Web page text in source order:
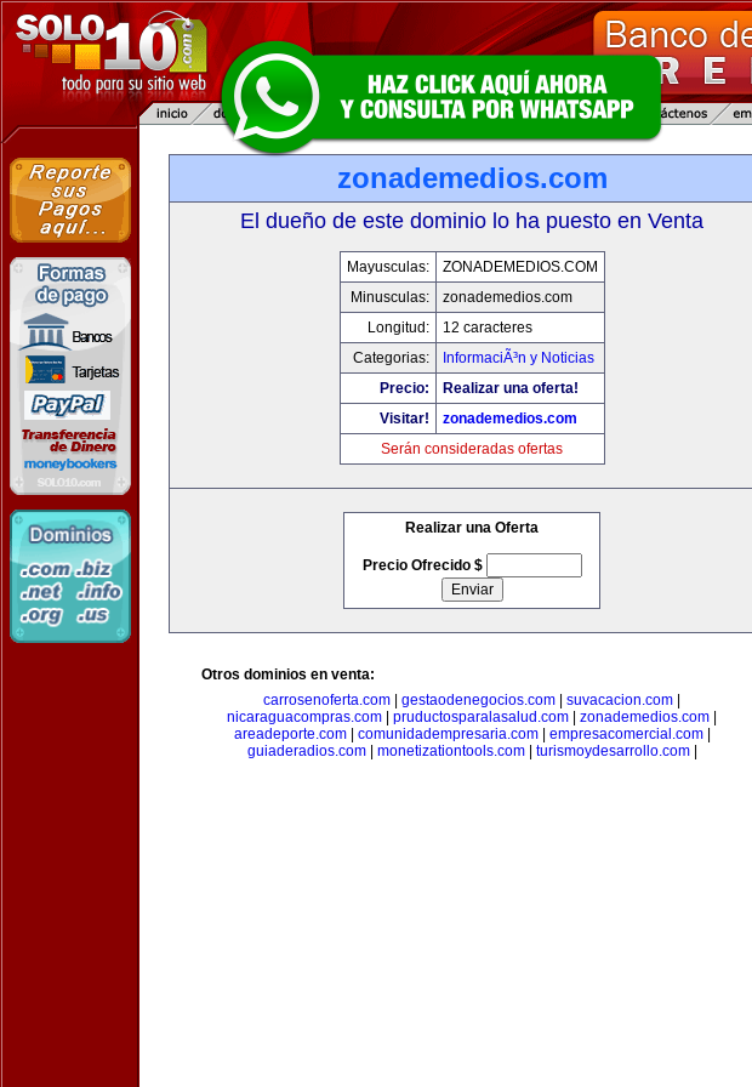
zonademedios.com
El dueño de este dominio lo ha puesto en Venta
Mayusculas:
ZONADEMEDIOS.COM
Minusculas:
zonademedios.com
Longitud:
12 caracteres
Categorias:
InformaciÃ³n y Noticias
Precio:
Realizar una oferta!
Visitar!
zonademedios.com
Serán consideradas ofertas
Realizar una Oferta
Precio Ofrecido $
Otros dominios en venta:
carrosenoferta.com
gestaodenegocios.com suvacacion.com
nicaraguacompras.com
pruductosparalasalud.com zonademedios.com
areadeporte.com| comunidadempresaria.com| empresacomercial.com|
guiaderadios.com| monetizationtools.com| turismoydesarrollo.com|